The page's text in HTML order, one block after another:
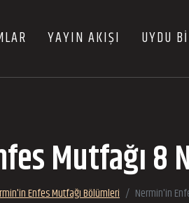
YAYIN AKIŞI UYDU
Mutfağı 8
Enfes Mutfağı Bölümleri Nermin'in